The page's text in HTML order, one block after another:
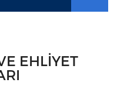
EHLİYET